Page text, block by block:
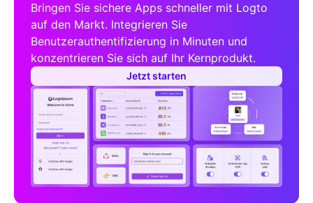
Bringen Sie sichere Apps schneller mit Logto
auf den Markt. Integrieren Sie
Benutzerauthentifizierung in Minuten und
konzentrieren Sie sich auf Ihr Kernprodukt.
Jetzt starten